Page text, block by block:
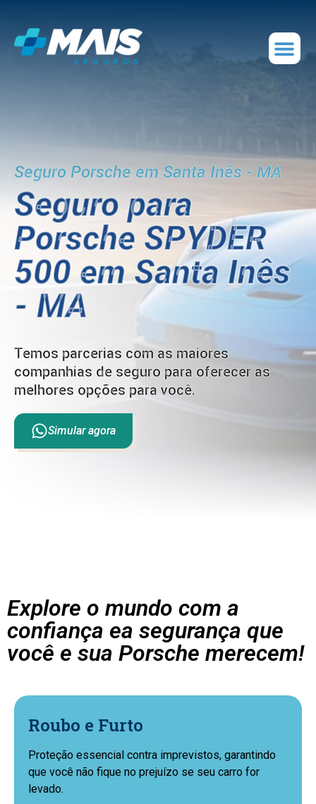
Seguro Porsche em Santa Inês - MA
Seguro para
Porsche SPYDER
500 em Santa Inês
- MA
Temos parcerias com as maiores
companhias de seguro para oferecer as
melhores opções para você.
Simular agora
Explore o mundo com a
confiança ea segurança que
você e sua Porsche merecem!
Roubo e Furto
Proteção essencial contra imprevistos, garantindo
que você não fique no prejuízo se seu carro for
levado.